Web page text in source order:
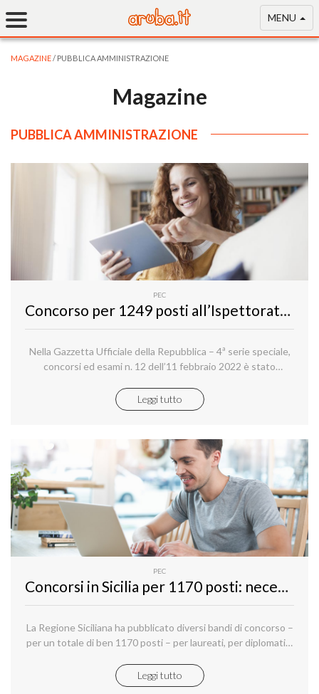
MENU
MAGAZINE/ PUBBLICA AMMINISTRAZIONE
Magazine
PUBBLICA AMMINISTRAZIONE
PEC
Concorso per 1249 posti all’Ispettorato nazionale del lavoro: necessaria una PEC per iscriversi
Nella Gazzetta Ufficiale della Repubblica – 4ª serie speciale,
concorsi ed esami n. 12 dell’11 febbraio 2022 è stato
per la copertura di un contingente complessivo di
milleduecentoquarantanove posti di personale non
per i ruoli dell'Ispettorato nazionale del lavoro.
Leggi tutto
PEC
Concorsi in Sicilia per 1170 posti: necessaria una PEC per iscriversi
La Regione Siciliana ha pubblicato diversi bandi di concorso –
per un totale di ben 1170 posti – per laureati, per diplomati e
secondaria di primo grado; i candidati vincitori andranno ad
inserirsi nell’organico degli uffici della Regione, dei Centri per
Leggi tutto